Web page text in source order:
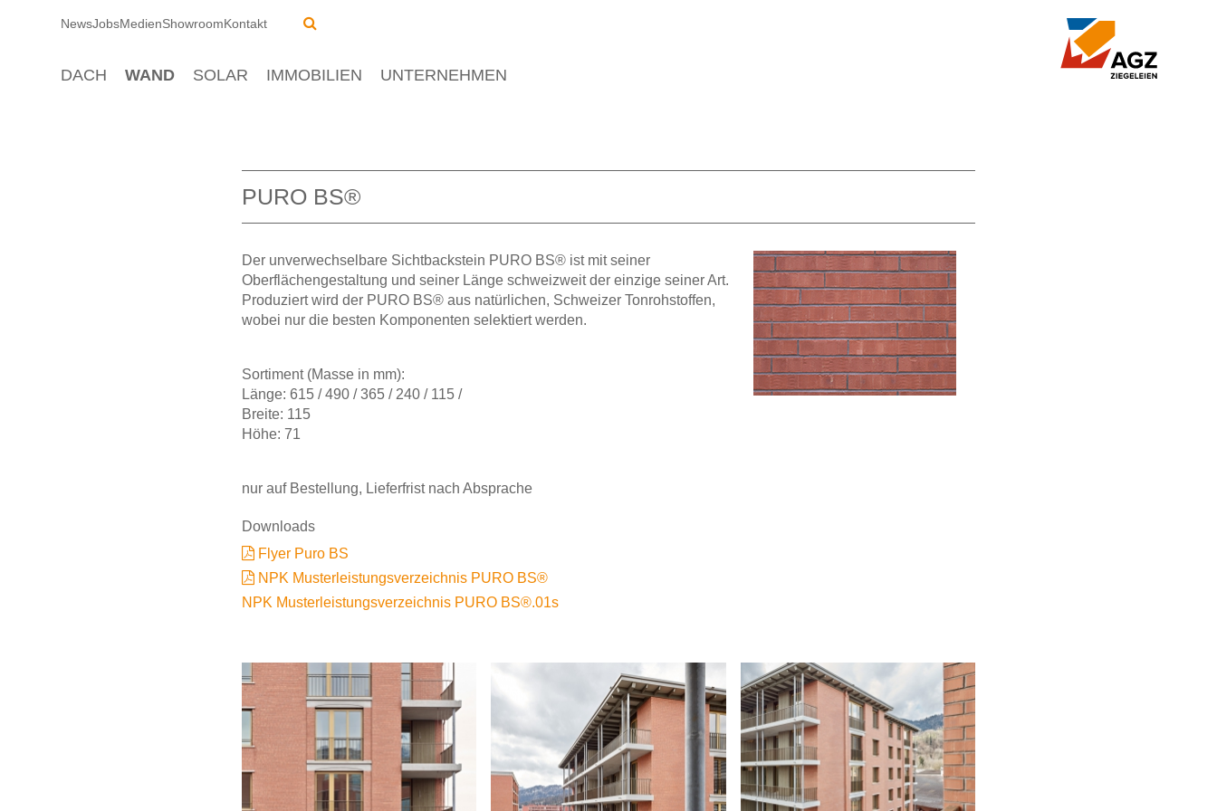
NewsJobsMedienShowroomKontakt
DACH WAND SOLAR IMMOBILIEN UNTERNEHMEN
PURO BS®
Der unverwechselbare Sichtbackstein PURO BS® ist mit seiner
Oberflächengestaltung und seiner Länge schweizweit der einzige seiner Art.
Produziert wird der PURO BS® aus natürlichen, Schweizer Tonrohstoffen,
wobei nur die besten Komponenten selektiert werden.
Sortiment (Masse in mm):
Länge: 615 / 490 / 365 / 240 / 115 /
Breite: 115
Höhe: 71
nur auf Bestellung, Lieferfrist nach Absprache
Downloads
Flyer Puro BS
NPK Musterleistungsverzeichnis PURO BS®
NPK Musterleistungsverzeichnis PURO BS®.01s